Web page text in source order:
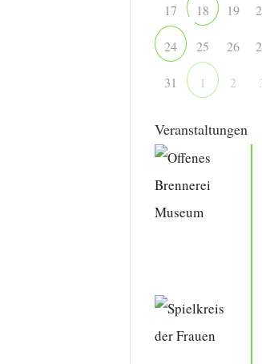
17 18 19
24 25 26
31 1 2
Veranstaltungen